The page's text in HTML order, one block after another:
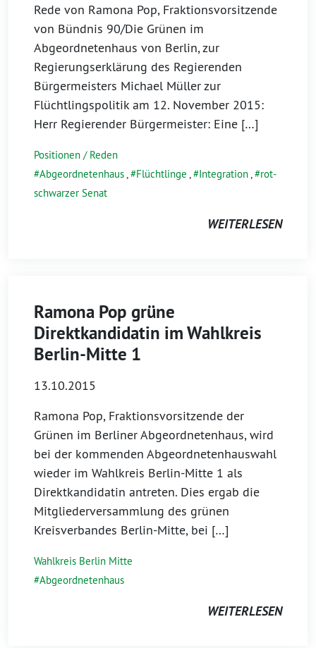
Rede von Ramona Pop, Fraktionsvorsitzende
von Bündnis 90/Die Grünen im
Abgeordnetenhaus von Berlin, zur
Regierungserklärung des Regierenden
Bürgermeisters Michael Müller zur
Flüchtlingspolitik am 12. November 2015:
Herr Regierender Bürgermeister: Eine […]
Positionen / Reden
Abgeordnetenhaus, Flüchtlinge , Integration,
rot-
schwarzer Senat
WEITERLESEN
Ramona Pop grüne
Direktkandidatin im Wahlkreis
Berlin-Mitte 1
13.10.2015
Ramona Pop, Fraktionsvorsitzende der
Grünen im Berliner Abgeordnetenhaus, wird
bei der kommenden Abgeordnetenhauswahl
wieder im Wahlkreis Berlin-Mitte 1 als
Direktkandidatin antreten. Dies ergab die
Mitgliederversammlung des grünen
Kreisverbandes Berlin-Mitte, bei […]
Wahlkreis Berlin Mitte
Abgeordnetenhaus
WEITERLESEN